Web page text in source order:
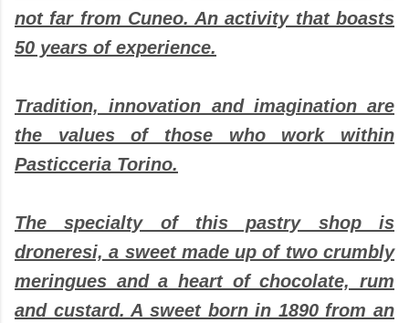
not far from Cuneo. An activity that boasts
50 years of experience.
Tradition, innovation and imagination are
the values of those who work within
Pasticceria Torino.
The specialty of this pastry shop is
droneresi, a sweet made up of two crumbly
meringues and a heart of chocolate, rum
and custard. A sweet born in 1890 from an